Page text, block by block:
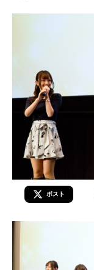
ポスト